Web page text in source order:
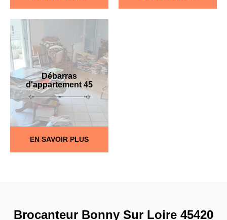
Débarras
d'appartement 45
EN SAVOIR PLUS
Brocanteur Bonny Sur Loire 45420